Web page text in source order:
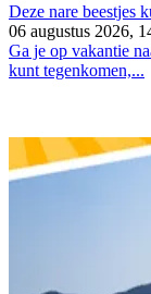
Deze nare beestjes
06 augustus 2026,
Ga je op vakantie
kunt tegenkomen,...